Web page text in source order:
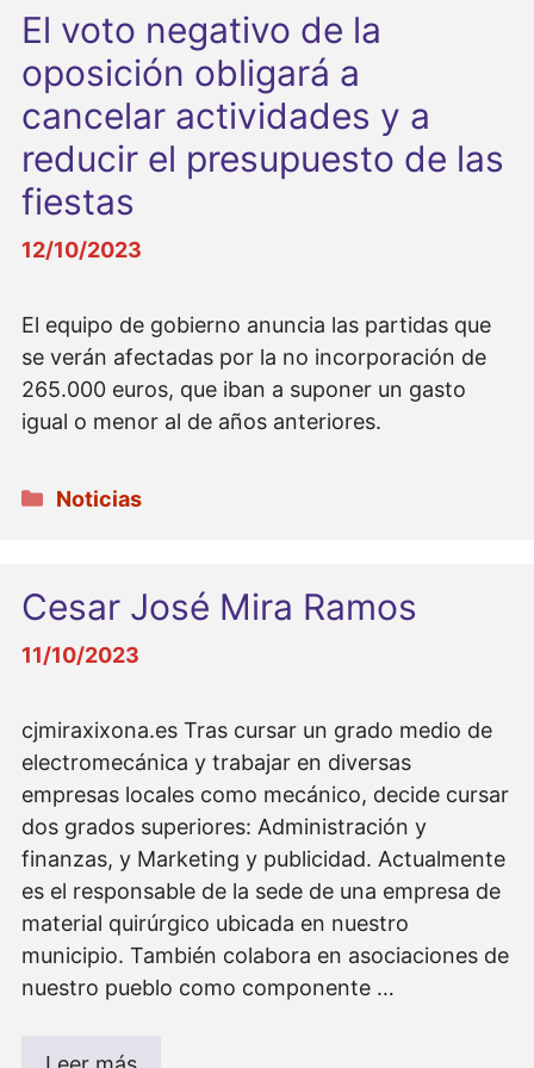
El voto negativo de la
oposición obligará a
cancelar actividades y a
reducir el presupuesto de las
fiestas
12/10/2023
El equipo de gobierno anuncia las partidas que
se verán afectadas por la no incorporación de
265.000 euros, que iban a suponer un gasto
igual o menor al de años anteriores.
Categorías
Noticias
Cesar José Mira Ramos
11/10/2023
cjmiraxixona.es Tras cursar un grado medio de
electromecánica y trabajar en diversas
empresas locales como mecánico, decide cursar
dos grados superiores: Administración y
finanzas, y Marketing y publicidad. Actualmente
es el responsable de la sede de una empresa de
material quirúrgico ubicada en nuestro
municipio. También colabora en asociaciones de
nuestro pueblo como componente …